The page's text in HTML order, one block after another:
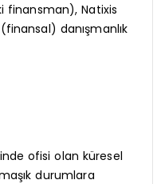
finansman), Natixis
danışmanlık
ofisi olan küresel
durumlara